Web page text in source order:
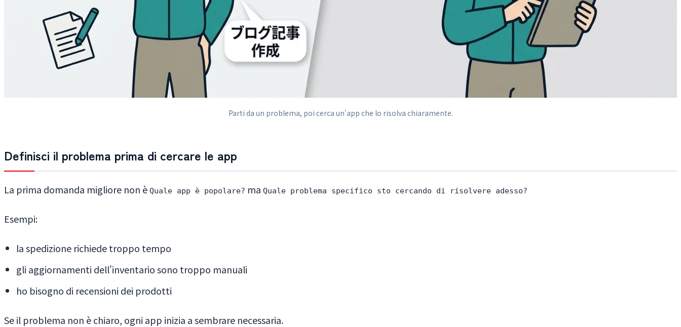
Parti da un problema, poi cerca un'app che lo risolva chiaramente.
Definisci il problema prima di cercare le app
La prima domanda migliore non è Quale app è popolare? ma Quale problema specifico sto cercando di risolvere adesso?
Esempi:
la spedizione richiede troppo tempo
gli aggiornamenti dell'inventario sono troppo manuali
ho bisogno di recensioni dei prodotti
Se il problema non è chiaro, ogni app inizia a sembrare necessaria.